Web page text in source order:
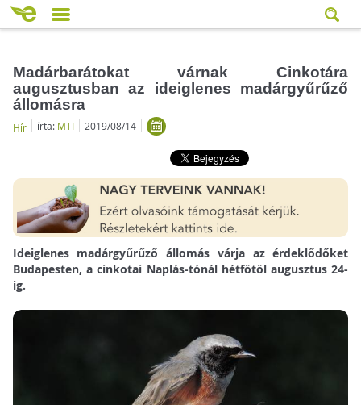
Madárbarátokat várnak Cinkotára
augusztusban az ideiglenes madárgyűrűző
állomásra
Hír írta: MTI 2019/08/14
Ideiglenes madárgyűrűző állomás várja az érdeklődőket
Budapesten, a cinkotai Naplás-tónál hétfőtől augusztus 24-
ig.